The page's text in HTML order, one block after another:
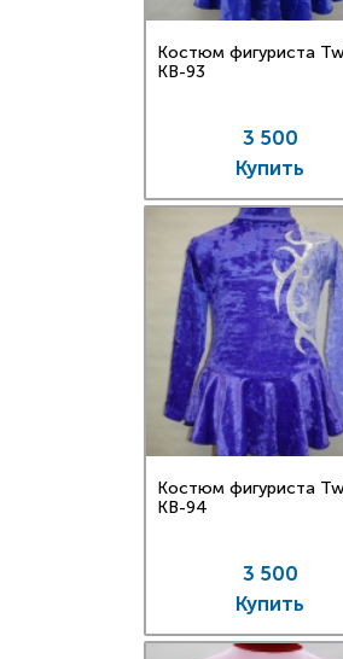
Костюм фигуриста
KB-93
3 500
Купить
Костюм фигуриста
KB-94
3 500
Купить